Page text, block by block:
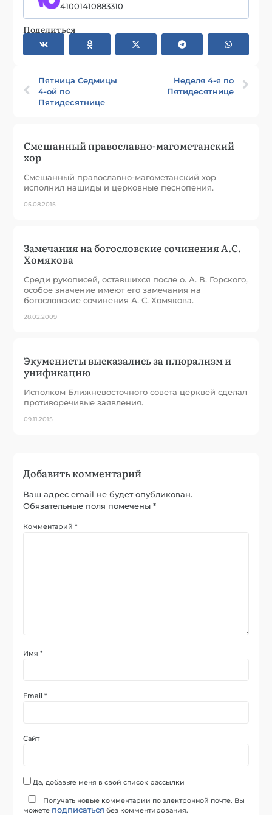
41001410883310
Поделиться
Пятница Седмицы
4-ой по
Пятидесятнице
Неделя 4-я по
Пятидесятнице
Смешанный православно-магометанский
хор
Смешанный православно-магометанский хор
исполнил нашиды и церковные песнопения.
05.08.2015
Замечания на богословские сочинения А.С.
Хомякова
Среди рукописей, оставшихся после о. А. В. Горского,
особое значение имеют его замечания на
богословские сочинения А. С. Хомякова.
28.02.2009
Экуменисты высказались за плюрализм и
унификацию
Исполком Ближневосточного совета церквей сделал
противоречивые заявления.
09.11.2015
Добавить комментарий
Ваш адрес email не будет опубликован.
Обязательные поля помечены*
Комментарий*
Имя*
Email*
Сайт
Да, добавьте меня в свой список рассылки
Получать новые комментарии по электронной почте. Вы
можете подписаться без комментирования.